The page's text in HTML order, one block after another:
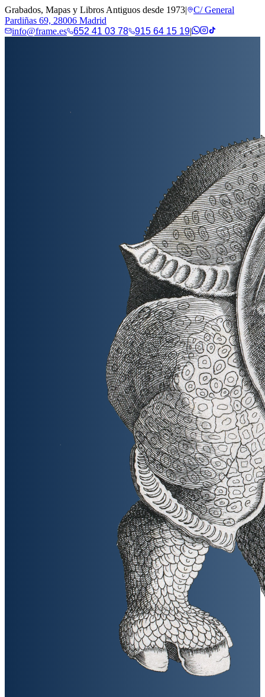
Grabados, Mapas y Libros Antiguos desde 1973|
C/ General
Pardiñas 69, 28006 Madrid
info@frame.es
652 41 03 78 915 64 15 19|